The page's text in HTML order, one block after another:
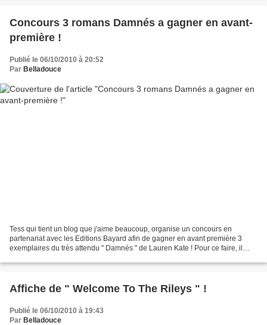
Concours 3 romans Damnés a gagner en avant-
première !
Publié le 06/10/2010 à 20:52
Par Belladouce
Tess qui tient un blog que j'aime beaucoup, organise un concours en
partenariat avec les Editions Bayard afin de gagner en avant première 3
exemplaires du très attendu " Damnés " de Lauren Kate ! Pour ce faire, il
Affiche de " Welcome To The Rileys " !
Publié le 06/10/2010 à 19:43
Par Belladouce